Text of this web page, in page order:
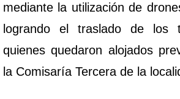
mediante la utilización de
logrando el traslado de los
quienes quedaron alojados
la Comisaría Tercera de la